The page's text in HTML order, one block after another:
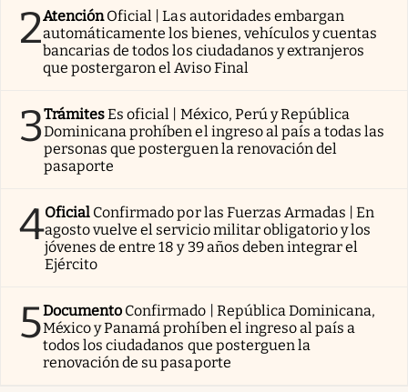
2AtenciónOficial | Las autoridades embargan
automáticamente los bienes, vehículos y cuentas
bancarias de todos los ciudadanos y extranjeros
que postergaron el Aviso Final
3TrámitesEs oficial | México, Perú y República
Dominicana prohíben el ingreso al país a todas las
personas que posterguen la renovación del
pasaporte
4Oficial Confirmado por las Fuerzas Armadas | En
agosto vuelve el servicio militar obligatorio y los
jóvenes de entre 18 y 39 años deben integrar el
Ejército
5Documento Confirmado | República Dominicana,
México y Panamá prohíben el ingreso al país a
todos los ciudadanos que posterguen la
renovación de su pasaporte